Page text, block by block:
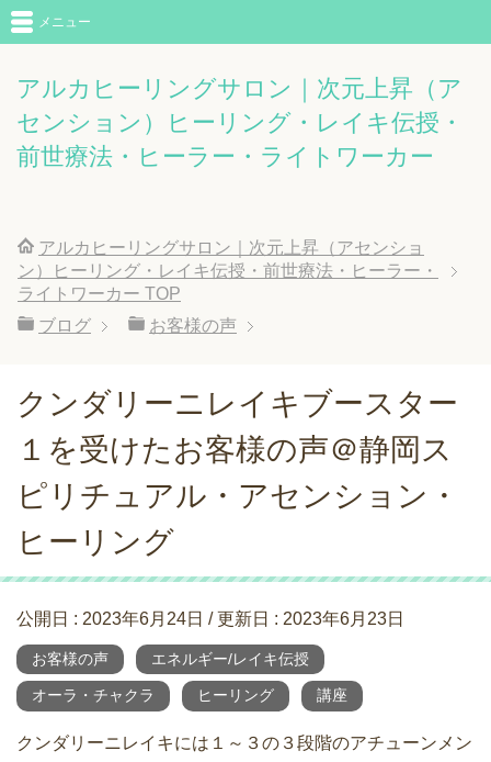
アルカヒーリングサロン｜次元上昇（ア
センション）ヒーリング・レイキ伝授・
前世療法・ヒーラー・ライトワーカー
メニュー
アルカヒーリングサロン｜次元上昇（アセンショ
ン）ヒーリング・レイキ伝授・前世療法・ヒーラー・
ライトワーカー TOP
ブログ
お客様の声
クンダリーニレイキブースター
１を受けたお客様の声＠静岡ス
ピリチュアル・アセンション・
ヒーリング
公開日 : 2023年6月24日 / 更新日 : 2023年6月23日
お客様の声 エネルギー/レイキ伝授
オーラ・チャクラ ヒーリング 講座
クンダリーニレイキには１～３の３段階のアチューンメン